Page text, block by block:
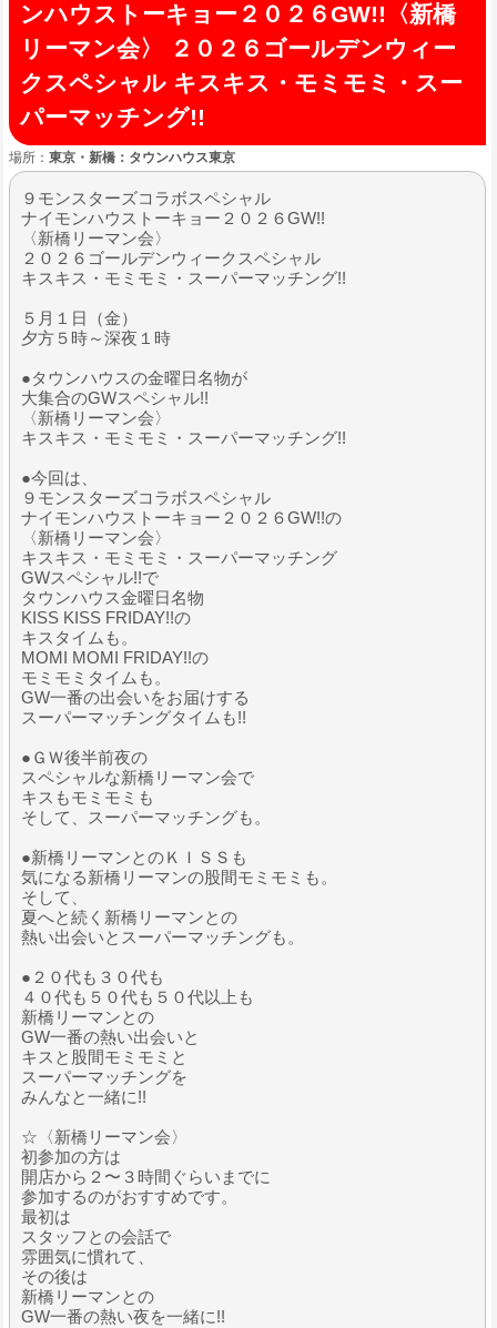
ンハウストーキョー２０２６GW!!〈新橋
リーマン会〉 ２０２６ゴールデンウィー
クスペシャル キスキス・モミモミ・スー
パーマッチング!!
場所： 東京・新橋：タウンハウス東京
９モンスターズコラボスペシャル
ナイモンハウストーキョー２０２６GW!!
〈新橋リーマン会〉
２０２６ゴールデンウィークスペシャル
キスキス・モミモミ・スーパーマッチング!!
５月１日（金）
夕方５時～深夜１時
●タウンハウスの金曜日名物が
大集合のGWスペシャル!!
〈新橋リーマン会〉
キスキス・モミモミ・スーパーマッチング!!
●今回は、
９モンスターズコラボスペシャル
ナイモンハウストーキョー２０２６GW!!の
〈新橋リーマン会〉
キスキス・モミモミ・スーパーマッチング
GWスペシャル!!で
タウンハウス金曜日名物
KISS KISS FRIDAY!!の
キスタイムも。
MOMI MOMI FRIDAY!!の
モミモミタイムも。
GW一番の出会いをお届けする
スーパーマッチングタイムも!!
●ＧＷ後半前夜の
スペシャルな新橋リーマン会で
キスもモミモミも
そして、スーパーマッチングも。
●新橋リーマンとのＫＩＳＳも
気になる新橋リーマンの股間モミモミも。
そして、
夏へと続く新橋リーマンとの
熱い出会いとスーパーマッチングも。
●２０代も３０代も
４０代も５０代も５０代以上も
新橋リーマンとの
GW一番の熱い出会いと
キスと股間モミモミと
スーパーマッチングを
みんなと一緒に!!
☆〈新橋リーマン会〉
初参加の方は
開店から２〜３時間ぐらいまでに
参加するのがおすすめです。
最初は
スタッフとの会話で
雰囲気に慣れて、
その後は
新橋リーマンとの
GW一番の熱い夜を一緒に!!